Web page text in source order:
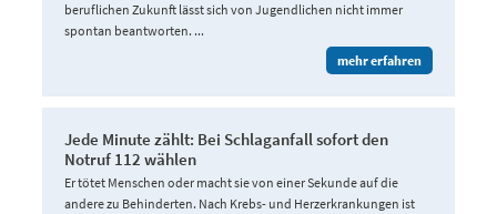
beruflichen Zukunft lässt sich von Jugendlichen nicht immer
spontan beantworten. ...
mehr erfahren
Jede Minute zählt: Bei Schlaganfall sofort den
Notruf 112 wählen
Er tötet Menschen oder macht sie von einer Sekunde auf die
andere zu Behinderten. Nach Krebs- und Herzerkrankungen ist